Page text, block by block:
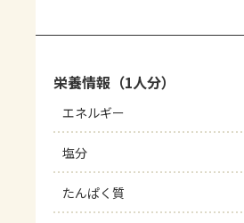
栄養情報（1人分）
エネルギー
塩分
たんぱく質